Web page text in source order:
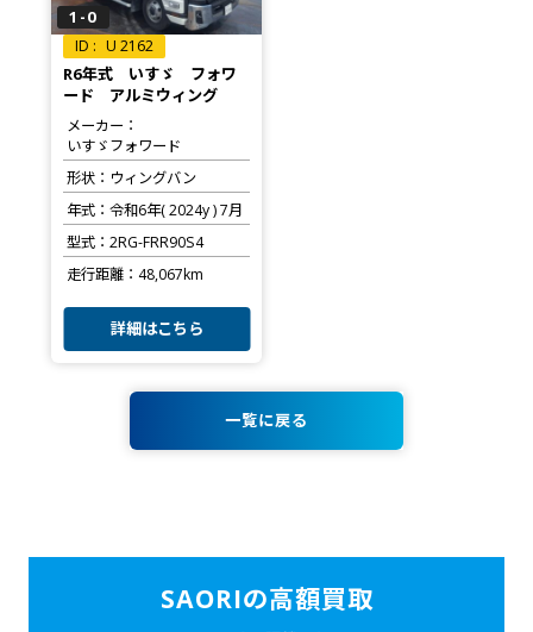
1-0
U 2162
R6年式 いすゞ フォワ
ード アルミウィング
メーカー
いすゞフォワード
形状
ウィングバン
年式
令和6年( 2024y ) 7月
型式
2RG-FRR90S4
走行距離
48,067km
詳細はこちら
一覧に戻る
SAORIの高額買取